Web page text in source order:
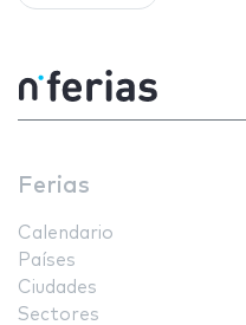
Ferias
Calendario
Países
Ciudades
Sectores